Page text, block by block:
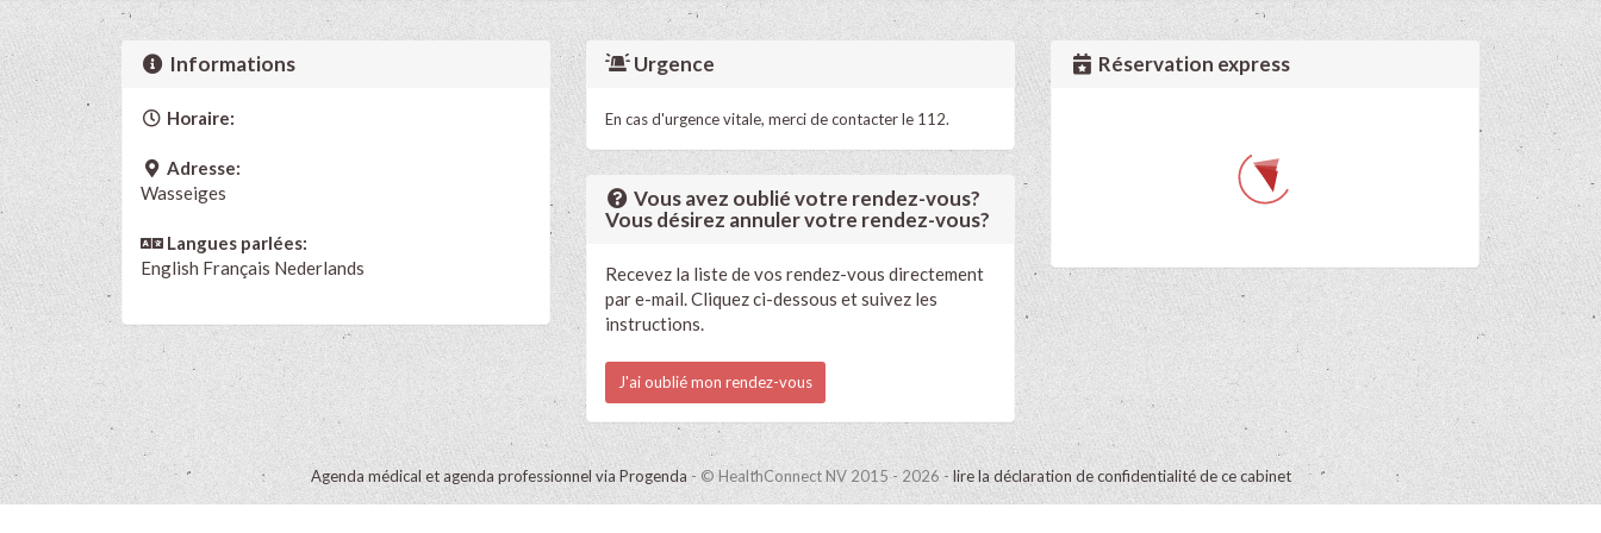
Informations
Horaire:
Adresse:
Wasseiges
Langues parlées:
English Français Nederlands
Urgence
En cas d'urgence vitale, merci de contacter le 112.
Vous avez oublié votre rendez-vous?
Vous désirez annuler votre rendez-vous?
Recevez la liste de vos rendez-vous directement
par e-mail. Cliquez ci-dessous et suivez les
instructions.
J'ai oublié mon rendez-vous
Réservation express
Agenda médical et agenda professionnel via Progenda - © HealthConnect NV 2015 - 2026 -lire la déclaration de confidentialité de ce cabinet